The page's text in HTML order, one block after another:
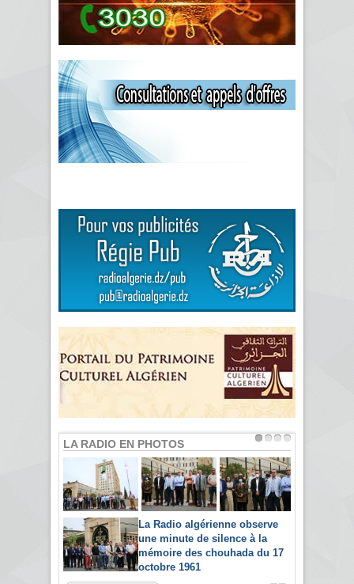
LA RADIO EN PHOTOS
La Radio algérienne observe
une minute de silence à la
mémoire des chouhada du 17
octobre 1961